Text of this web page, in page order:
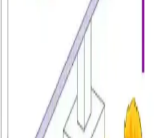
Ahşap Mobilyaların
Yöntemleri
nemden kuru çöl ortamına
Doğru kurutma, montaj ve
önler.
Yapısal Sağlamlık ve
Bilgi